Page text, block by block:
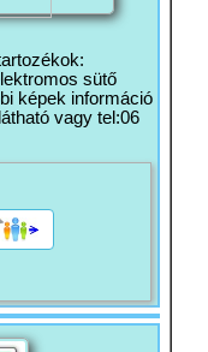
sütő
képek információ
vagy tel:06